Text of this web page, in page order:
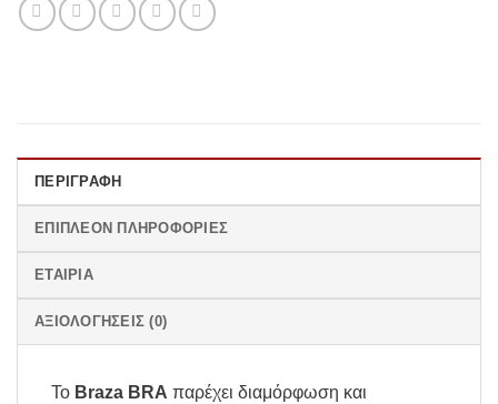
ΠΕΡΙΓΡΑΦΉ
ΕΠΙΠΛΈΟΝ ΠΛΗΡΟΦΟΡΊΕΣ
ΕΤΑΙΡΊΑ
ΑΞΙΟΛΟΓΉΣΕΙΣ (0)
Το Braza BRA παρέχει διαμόρφωση και